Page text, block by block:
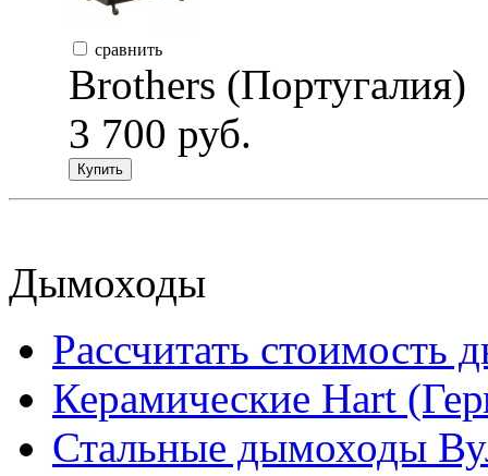
сравнить
Brothers (Португалия)
3 700 руб.
Купить
Дымоходы
Рассчитать стоимость
Керамические Hart
Стальные дымоходы